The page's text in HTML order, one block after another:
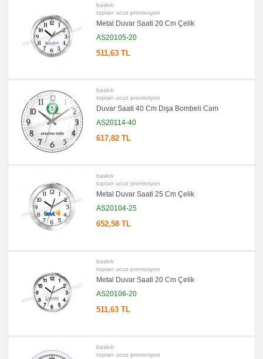
baskılı
toptan ucuz promosyon
Metal Duvar Saati 20 Cm Çelik
AS20105-20
511,63 TL
baskılı
toptan ucuz promosyon
Duvar Saati 40 Cm Dışa Bombeli Cam
AS20114-40
617,82 TL
baskılı
toptan ucuz promosyon
Metal Duvar Saati 25 Cm Çelik
AS20104-25
652,58 TL
baskılı
toptan ucuz promosyon
Metal Duvar Saati 20 Cm Çelik
AS20106-20
511,63 TL
baskılı
toptan ucuz promosyon